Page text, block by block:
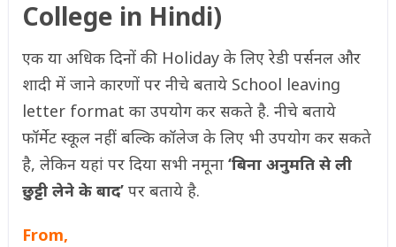
College in Hindi)
एक या अधिक दिनों की Holiday के लिए रेडी पर्सनल और
शादी में जाने कारणों पर नीचे बताये School leaving
letter format का उपयोग कर सकते है. नीचे बताये
फॉर्मेट स्कूल नहीं बल्कि कॉलेज के लिए भी उपयोग कर सकते
है, लेकिन यहां पर दिया सभी नमूना ‘बिना अनुमति से ली
छुट्टी लेने के बाद’पर बताये है.
From,